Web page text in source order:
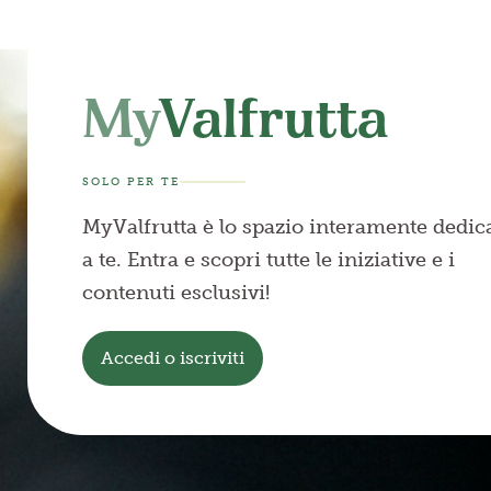
MyValfrutta
SOLO PER TE
MyValfrutta è lo spazio interamente
a te. Entra e scopri tutte le iniziative e i
contenuti esclusivi!
Accedi o iscriviti